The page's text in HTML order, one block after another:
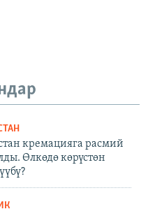
кремацияга расмий
Өлкөдө көрүстөн